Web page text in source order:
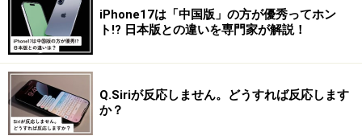
iPhone17は「中国版」の方が優秀ってホン
ト!? 日本版との違いを専門家が解説！
Q.Siriが反応しません。どうすれば反応します
か？